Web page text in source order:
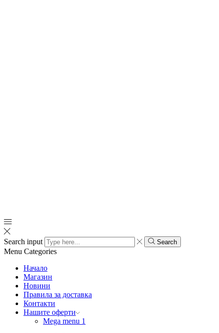
Search input Search
Menu Categories
Начало
Магазин
Новини
Правила за доставка
Контакти
Нашите оферти
Mega menu 1